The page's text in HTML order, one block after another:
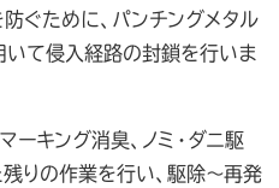
ぐために、パンチングメタル
いて侵入経路の封鎖を行いま
ーキング消臭、ノミ・ダニ駆
りの作業を行い、駆除～再発